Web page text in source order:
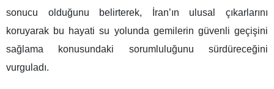
sonucu olduğunu belirterek, İran’ın ulusal çıkarlarını
koruyarak bu hayati su yolunda gemilerin güvenli geçişini
sağlama konusundaki sorumluluğunu sürdüreceğini
vurguladı.